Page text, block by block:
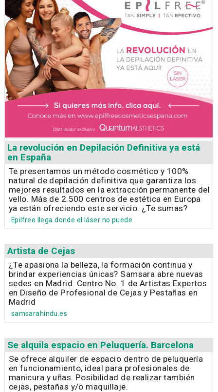
La revolución en Depilación Definitiva ya está
en España
Te presentamos un método cosmético y 100%
natural de depilación definitiva que garantiza los
mejores resultados en la extracción permanente del
vello. Más de 2.500 centros de estética en Europa
ya están ofreciendo este servicio. ¿Te sumas?
Epilfree llega donde el láser no puede
Artista de Cejas
¿Te apasiona la belleza, la formación continua y
brindar experiencias únicas? Samsara abre nuevas
sedes en Madrid. Centro No. 1 de Artistas Expertos
en Diseño de Profesional de Cejas y Pestañas en
Madrid
samsarahindu.es
Se alquila espacio en Peluquería. Barcelona
Se ofrece alquiler de espacio dentro de peluquería
en funcionamiento, ideal para profesionales de
manicura y uñas. Posibilidad de realizar también
cejas, pestañas y/o maquillaje.